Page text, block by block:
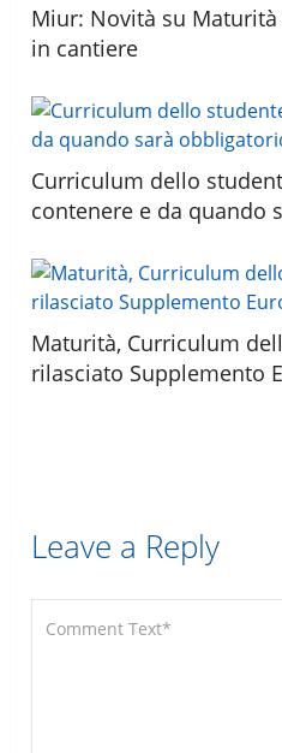
Miur: Novità su Maturità
in cantiere
Curriculum dello
contenere e da quando
Maturità, Curriculum
rilasciato Supplemento
Leave a Reply